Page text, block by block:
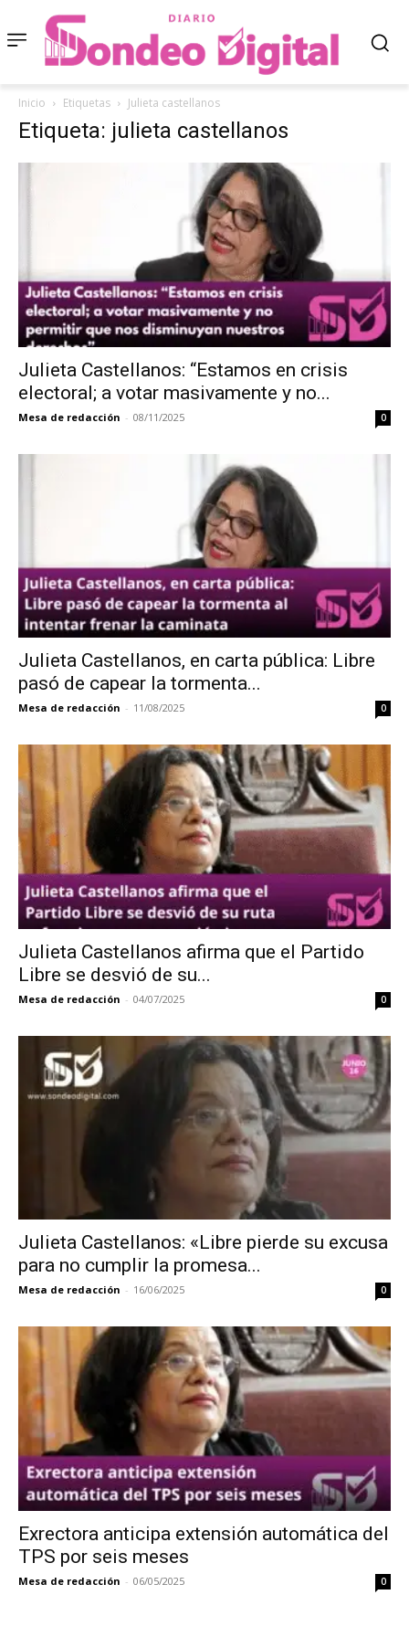
Inicio Etiquetas Julieta castellanos
Etiqueta: julieta castellanos
Julieta Castellanos: “Estamos en crisis
electoral; a votar masivamente y no...
Mesa de redacción - 08/11/2025 0
Julieta Castellanos, en carta pública: Libre
pasó de capear la tormenta...
Mesa de redacción - 11/08/2025 0
Julieta Castellanos afirma que el Partido
Libre se desvió de su...
Mesa de redacción - 04/07/2025 0
Julieta Castellanos: «Libre pierde su excusa
para no cumplir la promesa...
Mesa de redacción - 16/06/2025 0
Exrectora anticipa extensión automática del
TPS por seis meses
Mesa de redacción - 06/05/2025 0